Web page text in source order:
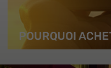
POURQUOI